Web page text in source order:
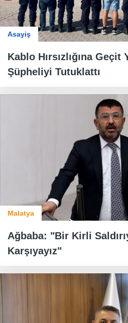
Asayiş
Kablo Hırsızlığına Geçit
Şüpheliyi Tutuklattı
Malatya
Ağbaba: "Bir Kirli
Karşıyayız"